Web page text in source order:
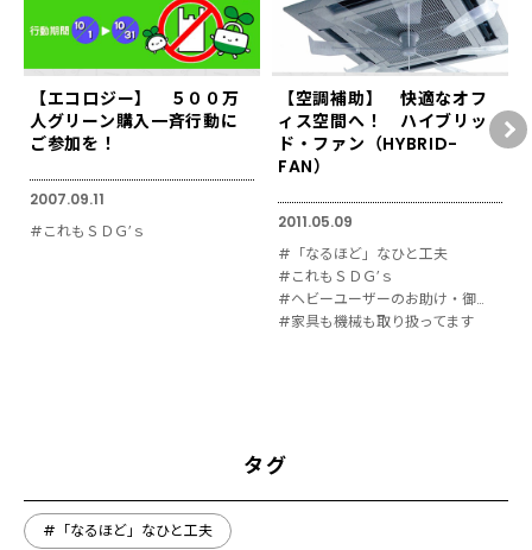
【エコロジー】 ５００万
人グリーン購入一斉行動に
ご参加を！
2007.09.11
#これもＳＤＧ’ｓ
【空調補助】 快適なオフ
ィス空間へ！ ハイブリッ
ド・ファン（HYBRID-
FAN）
2011.05.09
#「なるほど」なひと工夫
#これもＳＤＧ’ｓ
#ヘビーユーザーのお助け・御用達
#家具も機械も取り扱ってます
タグ
#「なるほど」なひと工夫